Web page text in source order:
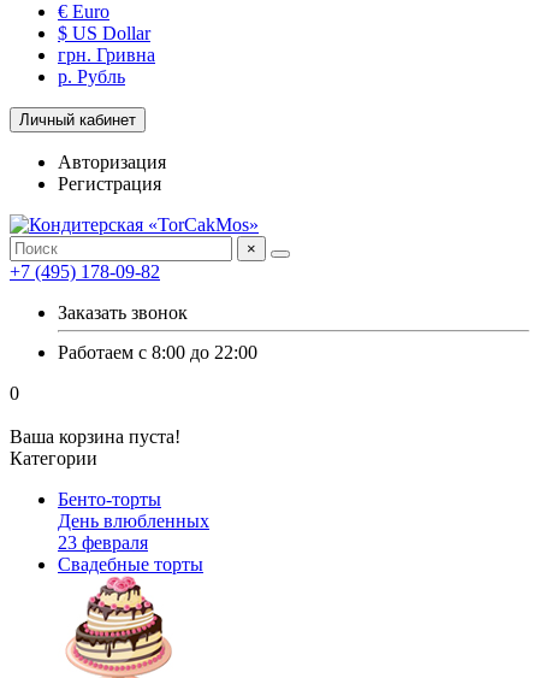
€ Euro
$ US Dollar
грн. Гривна
р. Рубль
Личный кабинет
Авторизация
Регистрация
×
+7 (495) 178-09-82
Заказать звонок
Работаем с 8:00 до 22:00
0
Ваша корзина пуста!
Категории
Бенто-торты
День влюбленных
23 февраля
Свадебные торты